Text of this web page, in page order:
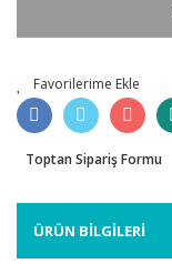
Toptan Sipariş Formu
ÜRÜN BİLGİLERİ